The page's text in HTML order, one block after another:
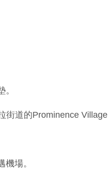
街道的Prominence Village
場。